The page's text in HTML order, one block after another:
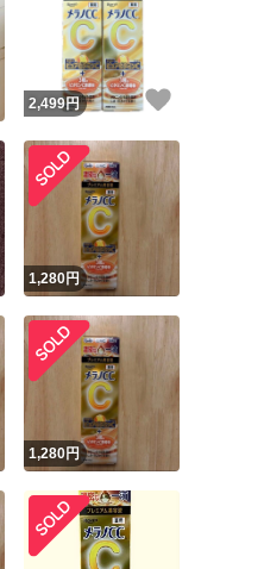
いいね！
2,499円
いいね！
1,280円
1,280円